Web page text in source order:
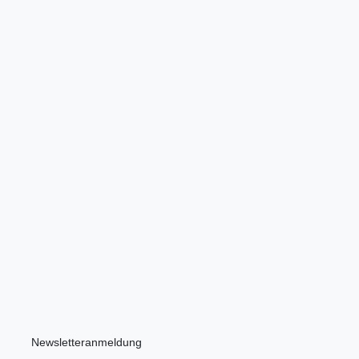
Newsletteranmeldung